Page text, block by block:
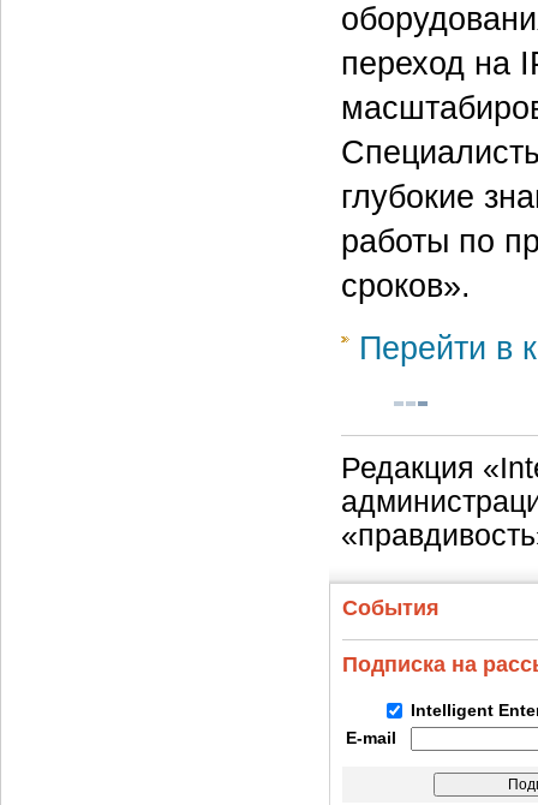
переход на
глубокие
работы по
сроков».
Перейти в
Редакция
События
Подписка на
Intelligent
E-mail